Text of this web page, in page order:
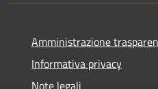
Amministrazione
Informativa privacy